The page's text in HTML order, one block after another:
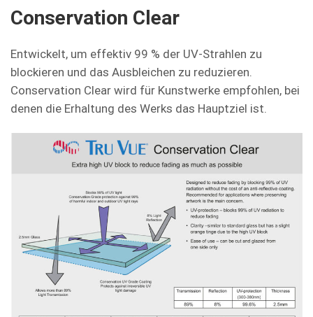
Conservation Clear
Entwickelt, um effektiv 99 % der UV-Strahlen zu
blockieren und das Ausbleichen zu reduzieren.
Conservation Clear wird für Kunstwerke empfohlen, bei
denen die Erhaltung des Werks das Hauptziel ist.